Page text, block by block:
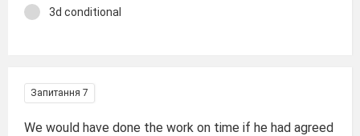
3d conditional
Запитання 7
We would have done the work on time if he had agreed